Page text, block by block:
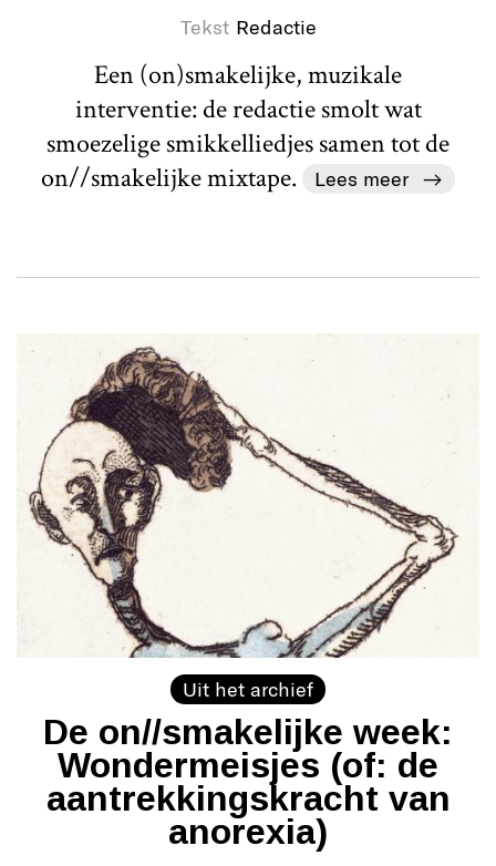
Tekst Redactie
Een (on)smakelijke, muzikale
interventie: de redactie smolt wat
smoezelige smikkelliedjes samen tot de
on//smakelijke mixtape.
Lees meer
Uit het archief
De on//smakelijke week:
Wondermeisjes (of: de
aantrekkingskracht van
anorexia)